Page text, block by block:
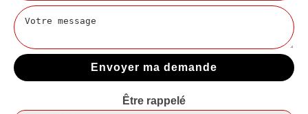
Être rappelé